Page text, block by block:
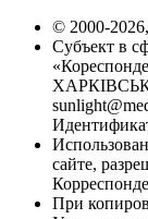
© 2000-
Субъект в
сайте,
При